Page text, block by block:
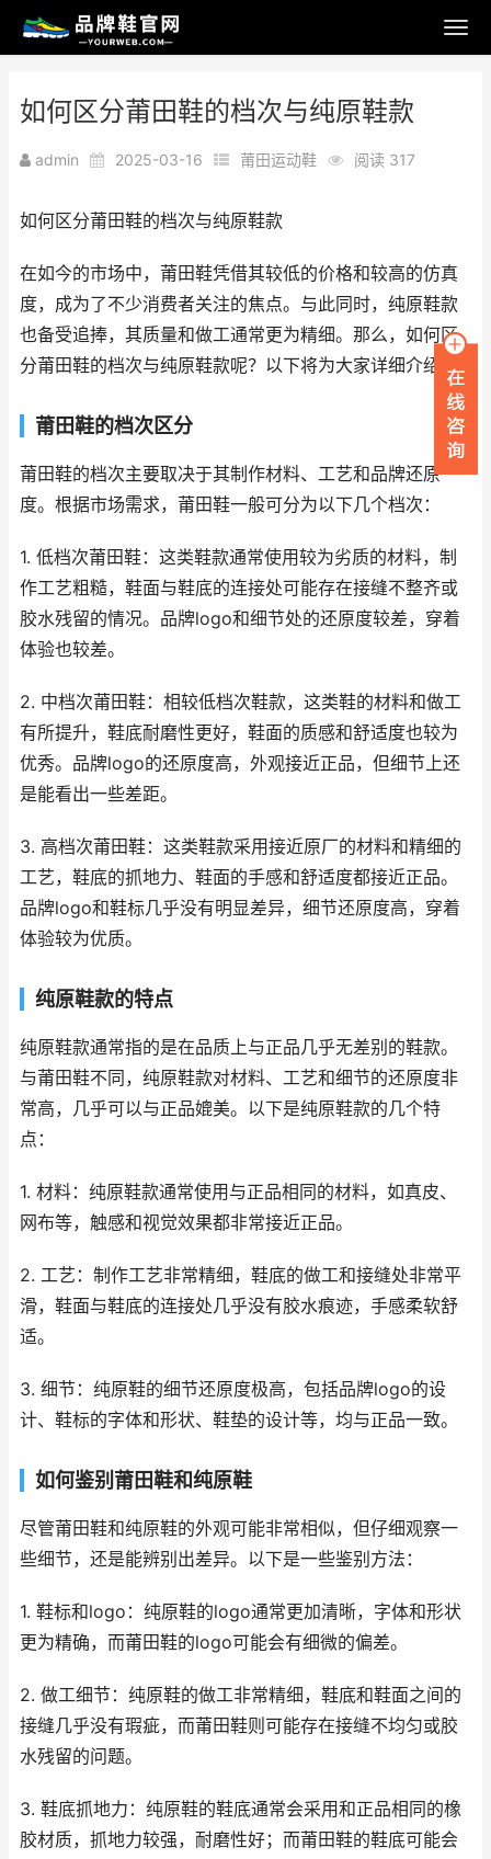
如何区分莆田鞋的档次与纯原鞋款
admin 2025-03-16 莆田运动鞋 阅读 317
如何区分莆田鞋的档次与纯原鞋款
在如今的市场中，莆田鞋凭借其较低的价格和较高的仿真
度，成为了不少消费者关注的焦点。与此同时，纯原鞋款
也备受追捧，其质量和做工通常更为精细。那么，如何区
分莆田鞋的档次与纯原鞋款呢？以下将为大家详细介绍。
莆田鞋的档次区分
莆田鞋的档次主要取决于其制作材料、工艺和品牌还原
度。根据市场需求，莆田鞋一般可分为以下几个档次：
1. 低档次莆田鞋：这类鞋款通常使用较为劣质的材料，制
作工艺粗糙，鞋面与鞋底的连接处可能存在接缝不整齐或
胶水残留的情况。品牌logo和细节处的还原度较差，穿着
体验也较差。
2. 中档次莆田鞋：相较低档次鞋款，这类鞋的材料和做工
有所提升，鞋底耐磨性更好，鞋面的质感和舒适度也较为
优秀。品牌logo的还原度高，外观接近正品，但细节上还
是能看出一些差距。
3. 高档次莆田鞋：这类鞋款采用接近原厂的材料和精细的
工艺，鞋底的抓地力、鞋面的手感和舒适度都接近正品。
品牌logo和鞋标几乎没有明显差异，细节还原度高，穿着
体验较为优质。
纯原鞋款的特点
纯原鞋款通常指的是在品质上与正品几乎无差别的鞋款。
与莆田鞋不同，纯原鞋款对材料、工艺和细节的还原度非
常高，几乎可以与正品媲美。以下是纯原鞋款的几个特
点：
1. 材料：纯原鞋款通常使用与正品相同的材料，如真皮、
网布等，触感和视觉效果都非常接近正品。
2. 工艺：制作工艺非常精细，鞋底的做工和接缝处非常平
滑，鞋面与鞋底的连接处几乎没有胶水痕迹，手感柔软舒
适。
3. 细节：纯原鞋的细节还原度极高，包括品牌logo的设
计、鞋标的字体和形状、鞋垫的设计等，均与正品一致。
如何鉴别莆田鞋和纯原鞋
尽管莆田鞋和纯原鞋的外观可能非常相似，但仔细观察一
些细节，还是能辨别出差异。以下是一些鉴别方法：
1. 鞋标和logo：纯原鞋的logo通常更加清晰，字体和形状
更为精确，而莆田鞋的logo可能会有细微的偏差。
2. 做工细节：纯原鞋的做工非常精细，鞋底和鞋面之间的
接缝几乎没有瑕疵，而莆田鞋则可能存在接缝不均匀或胶
水残留的问题。
3. 鞋底抓地力：纯原鞋的鞋底通常会采用和正品相同的橡
胶材质，抓地力较强，耐磨性好；而莆田鞋的鞋底可能会